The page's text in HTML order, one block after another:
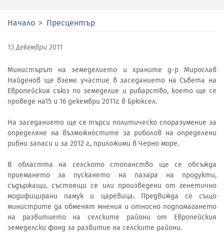
Начало Пресцентър
13 Декември 2011
Министърът на земеделието и храните д-р Мирослав
Найденов ще вземе участие в заседанието на Съвета на
Европейския съюз по земеделие и рибарство, което ще се
проведе на15 и 16 декември 2011г. в Брюксел.
На заседанието ще се търси политическо споразумение за
определяне на възможностите за риболов на определени
рибни запаси и за 2012 г., приложими в Черно море.
В областта на селското стопанство ще се обсъжда
приемането за пускането на пазара на продукти,
съдържащи, състоящи се или произведени от генетично
модифицирани памук и царевица. Предвижда се също
министрите да обменят мнения и относно подпомагането
на развитието на селските райони от Европейския
земеделски фонд за развитие на селските райони.